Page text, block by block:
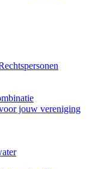
jouw vereniging